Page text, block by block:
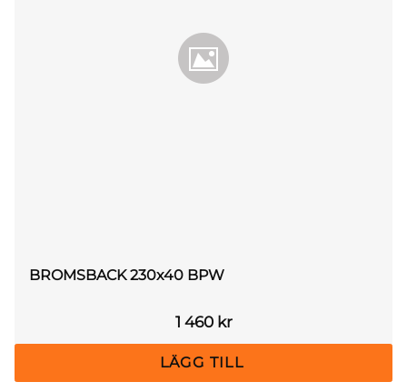
BROMSBACK 230x40 BPW
1 460kr